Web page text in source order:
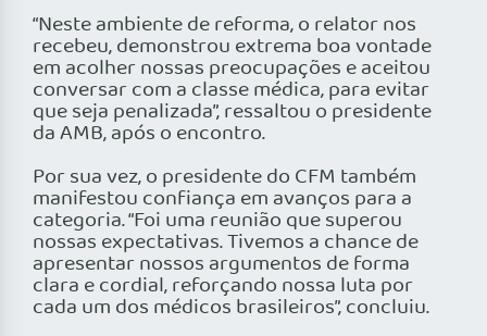
“Neste ambiente de reforma, o relator nos
recebeu, demonstrou extrema boa vontade
em acolher nossas preocupações e aceitou
conversar com a classe médica, para evitar
que seja penalizada”, ressaltou o presidente
da AMB, após o encontro.
Por sua vez, o presidente do CFM também
manifestou confiança em avanços para a
categoria. “Foi uma reunião que superou
nossas expectativas. Tivemos a chance de
apresentar nossos argumentos de forma
clara e cordial, reforçando nossa luta por
cada um dos médicos brasileiros”, concluiu.